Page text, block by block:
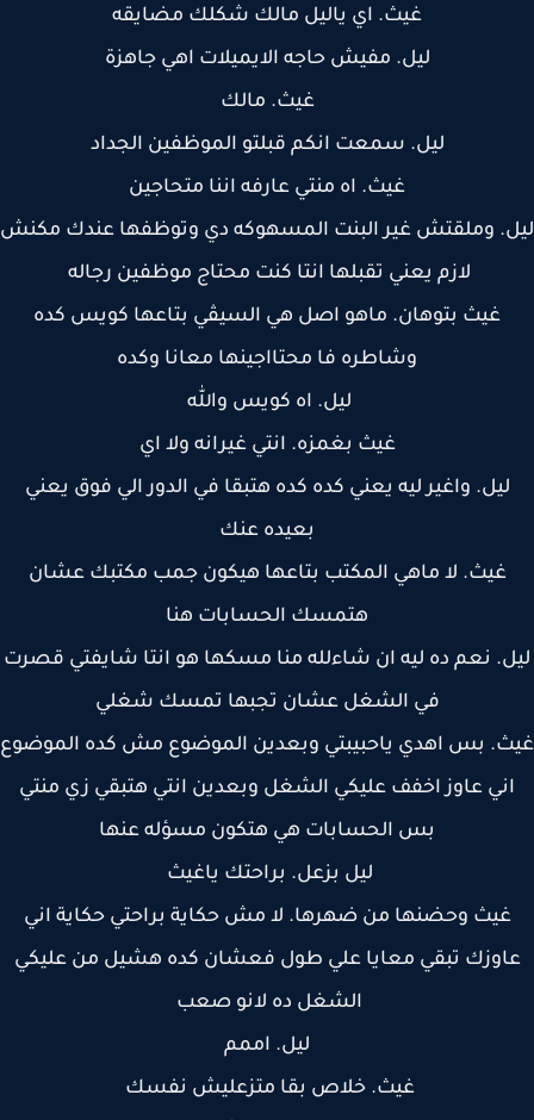
غيث. اي ياليل مالك شكلك مضايقه
ليل. مفيش حاجه الايميلات اهي جاهزة
غيث. مالك
ليل. سمعت انكم قبلتو الموظفين الجداد
غيث. اه منتي عارفه اننا متحاجين
وملقتش غير البنت المسهوكه دي وتوظفها عندك مكنش
لازم يعني تقبلها انتا كنت محتاج موظفين رجاله
غيث بتوهان. ماهو اصل هي السيڤي بتاعها كويس كده
وشاطره فا محتااجينها معانا وكده
ليل. اه كويس والله
غيث بغمزه. انتي غيرانه ولا اي
ليل. واغير ليه يعني كده كده هتبقا في الدور الي فوق يعني
بعيده عنك
غيث. لا ماهي المكتب بتاعها هيكون جمب مكتبك عشان
هتمسك الحسابات هنا
نعم ده ليه ان شاءلله منا مسكها هو انتا شايفتي قصرت
في الشغل عشان تجبها تمسك شغلي
بس اهدي ياحبيبتي وبعدين الموضوع مش كده الموضوع
عاوز اخفف عليكي الشغل وبعدين انتي هتبقي زي منتي
بس الحسابات هي هتكون مسؤله عنها
ليل بزعل. براحتك ياغيث
غيث وحضنها من ضهرها. لا مش حكاية براحتي حكاية اني
تبقي معايا علي طول فعشان كده هشيل من عليكي
الشغل ده لانو صعب
ليل. اممم
غيث. خلاص بقا متزعليش نفسك